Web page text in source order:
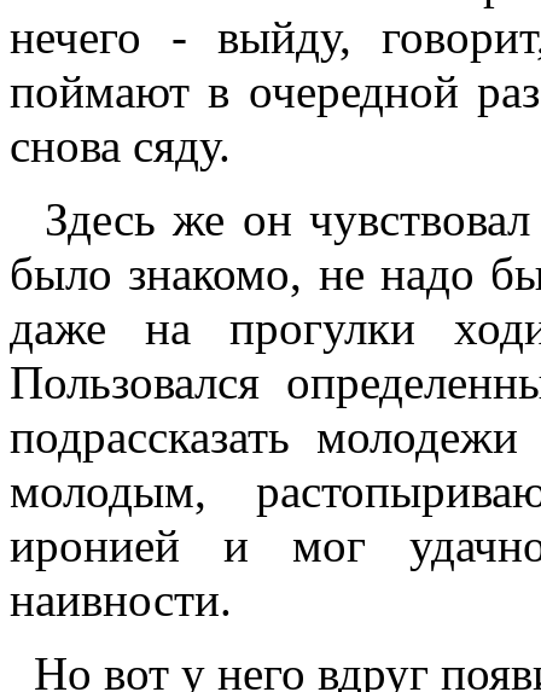
нечего - выйду,
поймают в очередной
снова сяду.
Здесь же он
было знакомо, не надо
даже на прогулки
Пользовался
подрассказать
молодым,
иронией и мог
наивности.
Но вот у него вдруг